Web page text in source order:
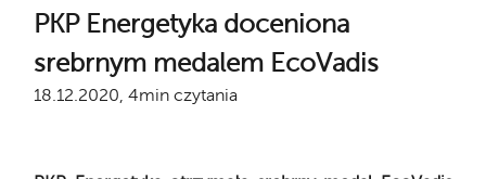
PKP Energetyka doceniona
srebrnym medalem EcoVadis
18.12.2020, 4min czytania